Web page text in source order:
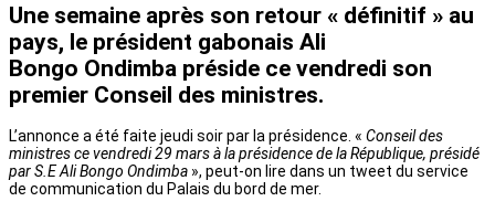
Une semaine après son retour « définitif » au
pays, le président gabonais Ali
Bongo Ondimba préside ce vendredi son
premier Conseil des ministres.
L’annonce a été faite jeudi soir par la présidence. « Conseil des
ministres ce vendredi 29 mars à la présidence de la République, présidé
par S.E Ali Bongo Ondimba », peut-on lire dans un tweet du service
de communication du Palais du bord de mer.